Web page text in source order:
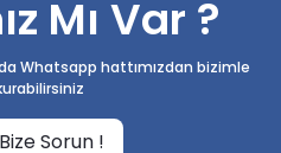
Mı Var ?
Whatsapp hattımızdan bizimle
Sorun !